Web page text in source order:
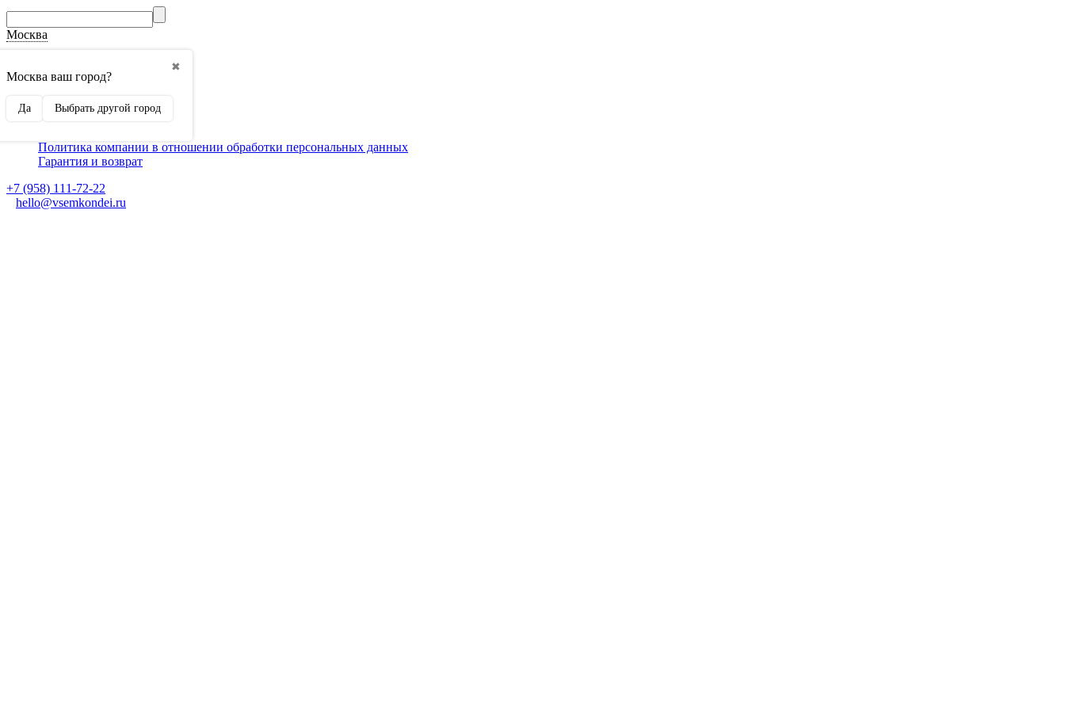
Москва
✖
Москва ваш город?
Да Выбрать другой город
Способы оплаты
Монтаж кондиционеров
Для партнеров
Политика компании в отношении обработки персональных данных
Гарантия и возврат
+7 (958) 111-72-22
hello@vsemkondei.ru